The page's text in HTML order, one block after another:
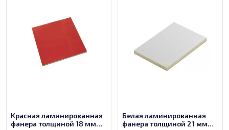
Красная ламинированная
фанера толщиной 18 мм
Белая ламинированная
фанера толщиной 21 мм